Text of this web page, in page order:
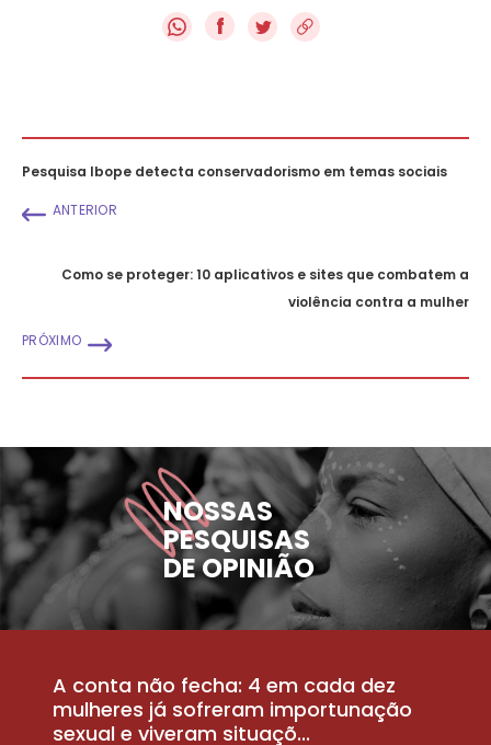
f
Pesquisa Ibope detecta conservadorismo em temas sociais
ANTERIOR
Como se proteger: 10 aplicativos e sites que combatem a
violência contra a mulher
PRÓXIMO
NOSSAS
PESQUISAS
DE OPINIÃO
A conta não fecha: 4 em cada dez
mulheres já sofreram importunação
sexual e viveram situaçõ...